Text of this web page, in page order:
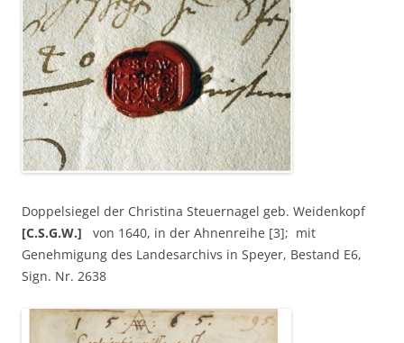
Doppelsiegel der Christina Steuernagel geb. Weidenkopf
[C.S.G.W.] von 1640, in der Ahnenreihe [3]; mit
Genehmigung des Landesarchivs in Speyer, Bestand E6,
Sign. Nr. 2638